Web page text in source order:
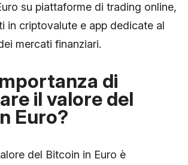
su piattaforme di trading online,
in criptovalute e app dedicate al
mercati finanziari.
di
il valore del
Euro?
del Bitcoin in Euro è